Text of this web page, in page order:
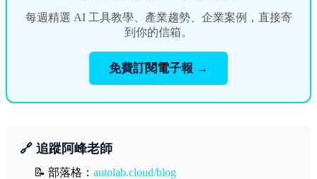
每週精選 AI 工具教學、產業趨勢、企業案例，直接寄
到你的信箱。
免費訂閱電子報 →
🔗 追蹤阿峰老師
📝 部落格： autolab.cloud/blog